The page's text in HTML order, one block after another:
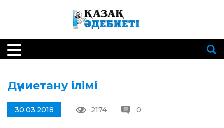
Дүниетану ілімі
30.03.2018 2174 0